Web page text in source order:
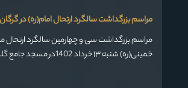
مراسم بزرگداشت سالگرد ارتحال امام‌(ره) در
مراسم بزرگداشت سی و چهارمین سالگرد ارتحال
خمينی(ره) شنبه ۱۳ خرداد 1402در